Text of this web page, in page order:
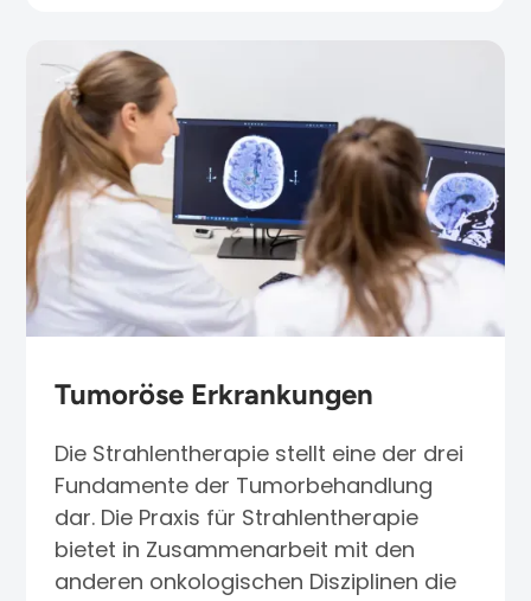
Tumoröse Erkrankungen
Die Strahlentherapie stellt eine der drei
Fundamente der Tumorbehandlung
dar. Die Praxis für Strahlentherapie
bietet in Zusammenarbeit mit den
anderen onkologischen Disziplinen die